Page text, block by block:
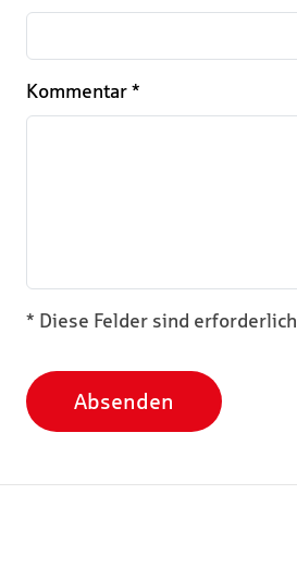
Kommentar *
* Diese Felder sind erforderlich
Absenden